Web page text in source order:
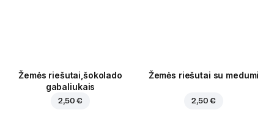
Žemės riešutai,šokolado
gabaliukais
2,50 €
Žemės riešutai su medumi
2,50 €